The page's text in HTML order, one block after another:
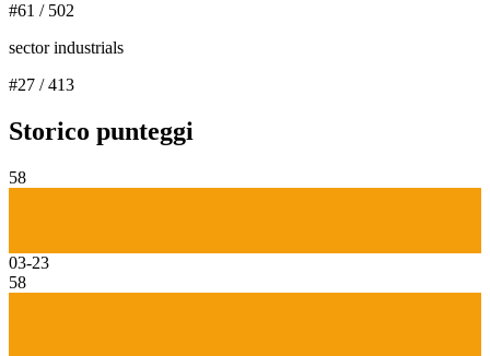
#61 / 502
sector industrials
#27 /413
Storico punteggi
58
03-23
58